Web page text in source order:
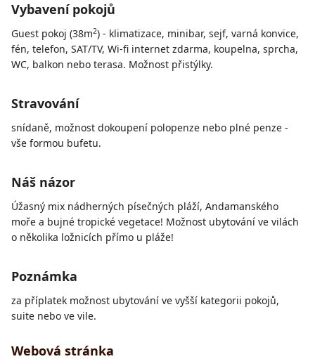
Vybavení pokojů
Guest pokoj (38m2) - klimatizace, minibar, sejf, varná konvice,
fén, telefon, SAT/TV, Wi-fi internet zdarma, koupelna, sprcha,
WC, balkon nebo terasa. Možnost přistýlky.
Stravování
snídaně, možnost dokoupení polopenze nebo plné penze -
vše formou bufetu.
Náš názor
Úžasný mix nádherných písečných pláží, Andamanského
moře a bujné tropické vegetace! Možnost ubytování ve vilách
o několika ložnicích přímo u pláže!
Poznámka
za příplatek možnost ubytování ve vyšší kategorii pokojů,
suite nebo ve vile.
Webová stránka